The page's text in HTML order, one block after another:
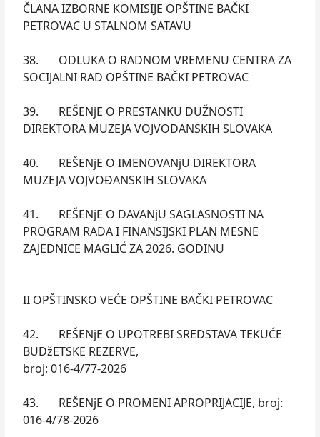
ČLANA IZBORNE KOMISIJE OPŠTINE BAČKI
PETROVAC U STALNOM SATAVU
38. ODLUKA O RADNOM VREMENU CENTRA ZA
SOCIJALNI RAD OPŠTINE BAČKI PETROVAC
39. REŠENjE O PRESTANKU DUŽNOSTI
DIREKTORA MUZEJA VOJVOĐANSKIH SLOVAKA
40. REŠENjE O IMENOVANjU DIREKTORA
MUZEJA VOJVOĐANSKIH SLOVAKA
41. REŠENjE O DAVANjU SAGLASNOSTI NA
PROGRAM RADA I FINANSIJSKI PLAN MESNE
ZAJEDNICE MAGLIĆ ZA 2026. GODINU
II OPŠTINSKO VEĆE OPŠTINE BAČKI PETROVAC
42. REŠENjE O UPOTREBI SREDSTAVA TEKUĆE
BUDžETSKE REZERVE,
broj: 016-4/77-2026
43. REŠENjE O PROMENI APROPRIJACIJE, broj:
016-4/78-2026